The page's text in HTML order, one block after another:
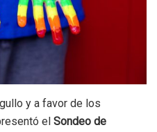
y a favor de los
el Sondeo de